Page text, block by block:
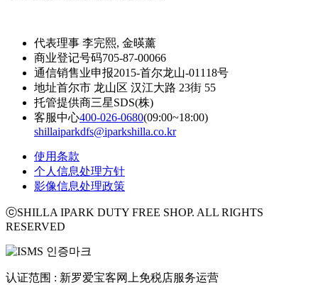
代表理事 李完熙, 金暎薰
商业登记号码705-87-00066
通信销售业申报2015-首尔龙山-01118号
地址首尔市 龙山区 汉江大路 23街 55
托管提供商三星SDS(株)
客服中心400-026-0680(09:00~18:00)
shillaiparkdfs@iparkshilla.co.kr
使用条款
个人信息处理方针
影像信息处理政策
ⓒSHILLA IPARK DUTY FREE SHOP. ALL RIGHTS
RESERVED
认证范围 : 新罗爱宝客网上免税店服务运营